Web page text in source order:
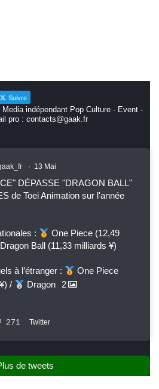
Suivre
indépendant Pop Culture - Event -
pro : contacts@gaak.fr
· 13 Mai
DÉPASSE "DRAGON BALL"
de Toei Animation sur l'année
:
One Piece (12,49
Dragon Ball (11,33 milliards ¥)
à l’étranger :
One Piece
/
Dragon 2
271 Twitter
de tweets